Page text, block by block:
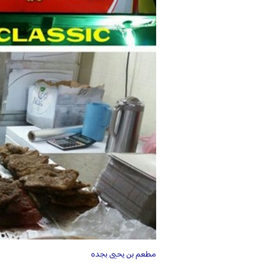
مطعم بن يحيى بجده